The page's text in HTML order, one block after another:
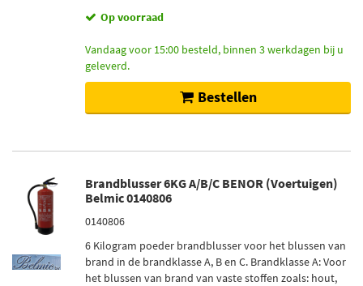
Op voorraad
Vandaag voor 15:00 besteld, binnen 3 werkdagen bij u
geleverd.
Bestellen
Brandblusser 6KG A/B/C BENOR (Voertuigen)
Belmic 0140806
0140806
6 Kilogram poeder brandblusser voor het blussen van
brand in de brandklasse A, B en C. Brandklasse A: Voor
het blussen van brand van vaste stoffen zoals: hout,